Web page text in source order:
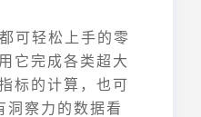
可轻松上手的零
它完成各类超大
标的计算，也可
洞察力的数据看